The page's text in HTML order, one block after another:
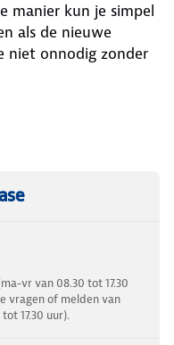
manier kun je simpel
als de nieuwe
niet onnodig zonder
vr van 08.30 tot 17.30
vragen of melden van
17.30 uur).